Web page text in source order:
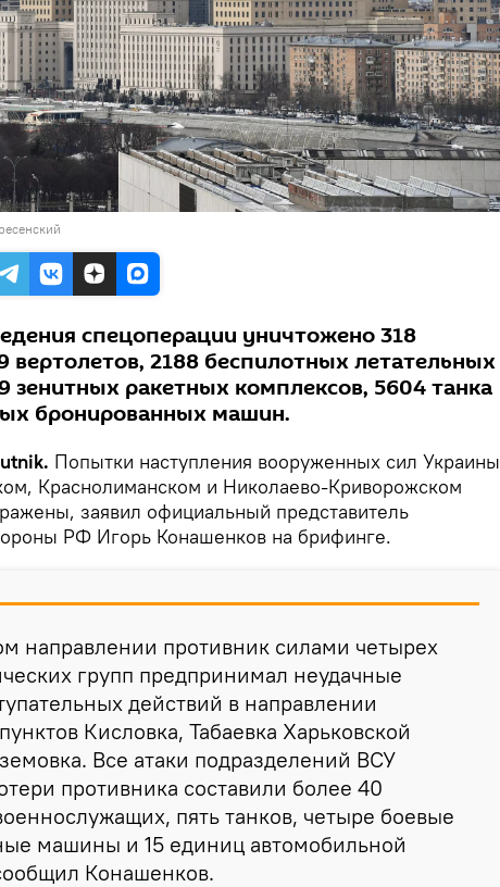
спецоперации уничтожено 318
вертолетов, 2188 беспилотных летательных
зенитных ракетных комплексов, 5604 танка
бронированных машин.
Попытки наступления вооруженных сил Украины
Краснолиманском и Николаево-Криворожском
заявил официальный представитель
РФ Игорь Конашенков на брифинге.
направлении противник силами четырех
групп предпринимал неудачные
действий в направлении
Кисловка, Табаевка Харьковской
Все атаки подразделений ВСУ
противника составили более 40
пять танков, четыре боевые
машины и 15 единиц автомобильной
Конашенков.